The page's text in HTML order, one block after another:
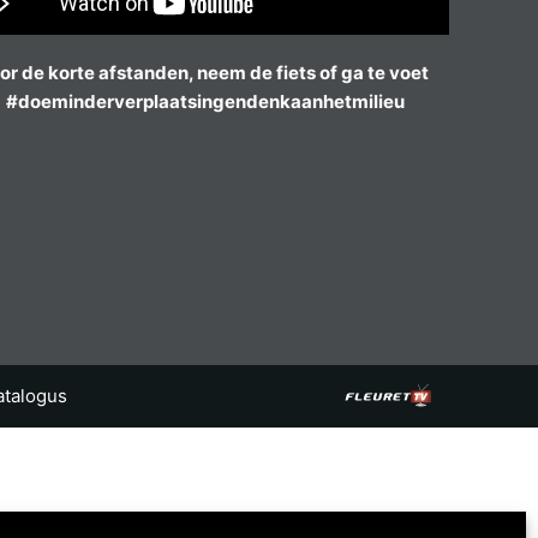
de korte afstanden, neem de fiets of ga te voet
#doeminderverplaatsingendenkaanhetmilieu